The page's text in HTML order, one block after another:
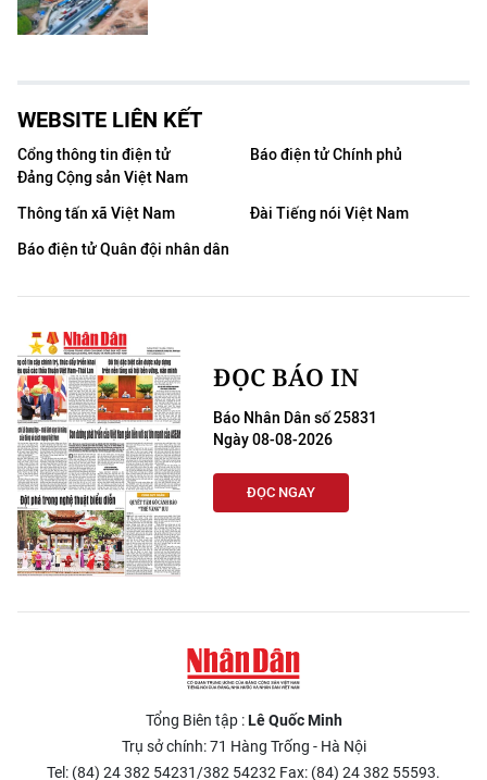
WEBSITE LIÊN KẾT
Cổng thông tin điện tử
Đảng Cộng sản Việt Nam
Báo điện tử Chính phủ
Thông tấn xã Việt Nam
Đài Tiếng nói Việt Nam
Báo điện tử Quân đội nhân dân
ĐỌC BÁO IN
Báo Nhân Dân số 25831
Ngày 08-08-2026
ĐỌC NGAY
Tổng Biên tập :Lê Quốc Minh
Trụ sở chính: 71 Hàng Trống - Hà Nội
Tel: (84) 24 382 54231/382 54232 Fax: (84) 24 382 55593.